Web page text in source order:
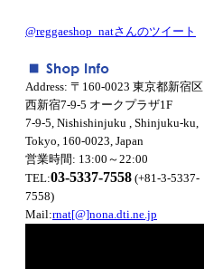
@reggaeshop_natさんのツイート
Address: 〒160-0023 東京都新宿区
西新宿7-9-5 オークプラザ1F
7-9-5, Nishishinjuku , Shinjuku-ku,
Tokyo, 160-0023, Japan
営業時間: 13:00～22:00
TEL:03-5337-7558 (+81-3-5337-
7558)
Mail:rnat[@]nona.dti.ne.jp